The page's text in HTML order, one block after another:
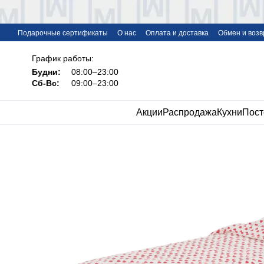
Перейти к основному контенту
Подарочные сертификаты О нас Оплата и доставка
Обмен и
График работы:
Будни:
08:00–23:00
Сб-Вс:
09:00–23:00
АкцииРаспродажаКухни